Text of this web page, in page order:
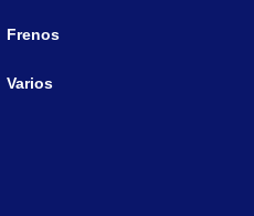
Frenos
Varios